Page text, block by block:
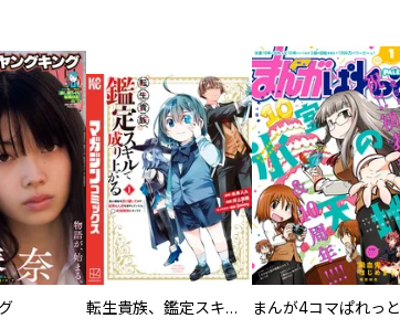
転生貴族、鑑定スキルで成り上がる ～弱小領地を受け継いだので、優秀な人材を増やしていたら、最強領地になってた～ まんが4コマぱれっと